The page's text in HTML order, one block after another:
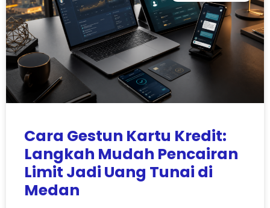
Cara Gestun Kartu Kredit:
Langkah Mudah Pencairan
Limit Jadi Uang Tunai di
Medan